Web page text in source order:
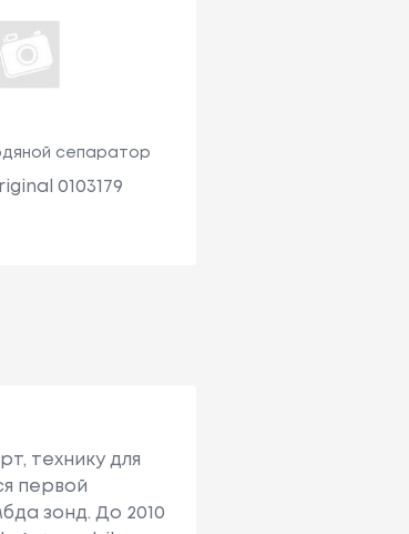
сепаратор
0103179
технику для
первой
зонд. До 2010